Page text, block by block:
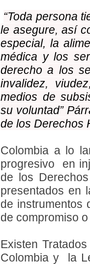
“Toda persona
le asegure, así
especial, la
médica y los
derecho a los
invalidez,
medios de
su voluntad”
de los Derechos
Colombia a lo
progresivo en
de los
presentados en
de instrumentos
de compromiso
Existen
Colombia y la